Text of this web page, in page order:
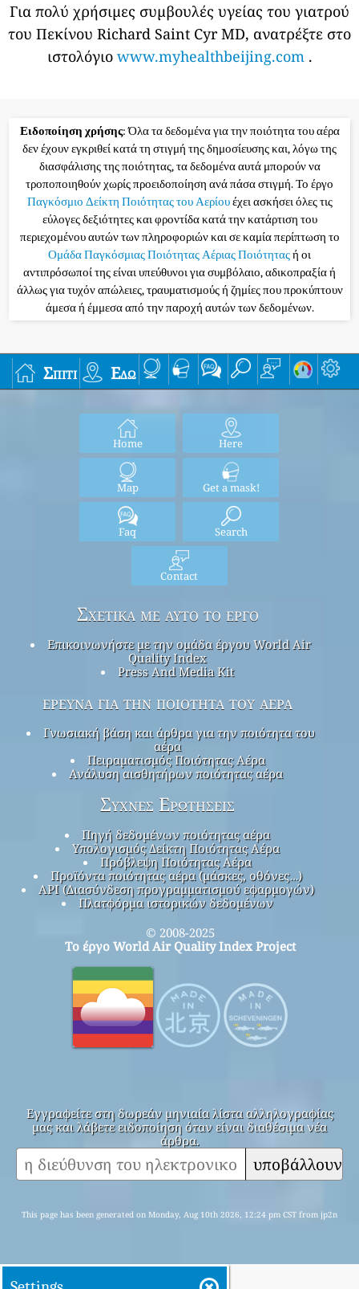
Για πολύ χρήσιμες συμβουλές υγείας του γιατρού
του Πεκίνου Richard Saint Cyr MD, ανατρέξτε στο
ιστολόγιο www.myhealthbeijing.com.
Ειδοποίηση χρήσης: Όλα τα δεδομένα για την ποιότητα του αέρα
δεν έχουν εγκριθεί κατά τη στιγμή της δημοσίευσης και, λόγω της
διασφάλισης της ποιότητας, τα δεδομένα αυτά μπορούν να
τροποποιηθούν χωρίς προειδοποίηση ανά πάσα στιγμή. Το έργο
Παγκόσμιο Δείκτη Ποιότητας του Αερίουέχει ασκήσει όλες τις
εύλογες δεξιότητες και φροντίδα κατά την κατάρτιση του
περιεχομένου αυτών των πληροφοριών και σε καμία περίπτωση το
Ομάδα Παγκόσμιας Ποιότητας Αέριας Ποιότηταςή οι
αντιπρόσωποί της είναι υπεύθυνοι για συμβόλαιο, αδικοπραξία ή
άλλως για τυχόν απώλειες, τραυματισμούς ή ζημίες που προκύπτουν
άμεσα ή έμμεσα από την παροχή αυτών των δεδομένων.
Σπίτι Εδώ
Home Here
Map Get a mask!
Faq Search
Contact
Σχετικά με αυτό το έργο
Επικοινωνήστε με την ομάδα έργου World Air
Quality Index
Press And Media Kit
έρευνα για την ποιότητα του αέρα
Γνωσιακή βάση και άρθρα για την ποιότητα του
αέρα
Πειραματισμός Ποιότητας Αέρα
Ανάλυση αισθητήρων ποιότητας αέρα
Συχνές Ερωτήσεις
Πηγή δεδομένων ποιότητας αέρα
Υπολογισμός Δείκτη Ποιότητας Αέρα
Πρόβλεψη Ποιότητας Αέρα
Προϊόντα ποιότητας αέρα (μάσκες, οθόνες…)
API (Διασύνδεση προγραμματισμού εφαρμογών)
Πλατφόρμα ιστορικών δεδομένων
© 2008-2025
Το έργο World Air Quality Index Project
Εγγραφείτε στη δωρεάν μηνιαία λίστα αλληλογραφίας
μας και λάβετε ειδοποίηση όταν είναι διαθέσιμα νέα
άρθρα.
υποβάλλουν
This page has been generated on Monday, Aug 10th 2026, 12:24 pm CST from jp2n